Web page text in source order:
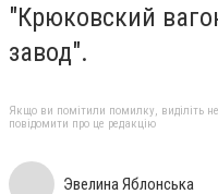
"Крюковский
завод".
Якщо ви помітили помилку, виділіть
повідомити про це редакцію
Эвелина Яблонська